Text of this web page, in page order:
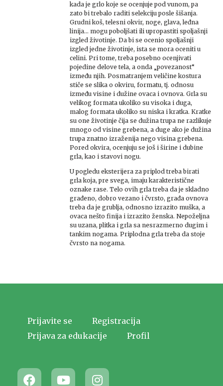
kada je grlo koje se ocenjuje pod vunom, pa
zato bi trebalo raditi selekciju posle šišanja.
Grudni koš, telesni okvir, noge, glava, leđna
linija… mogu poboljšati ili upropastiti spoljašnji
izgled životinje. Da bi se ocenio spoljašnji
izgled jedne životinje, ista se mora oceniti u
celini. Pri tome, treba posebno ocenjivati
pojedine delove tela, a onda „povezanost“
između njih. Posmatranjem veličine kostura
stiče se slika o okviru, formatu, tj. odnosu
između visine i dužine ovaca i ovnova. Grla su
velikog formata ukoliko su visoka i duga,
malog formata ukoliko su niska i kratka. Kratke
su one životinje čija se dužina trupa ne razlikuje
mnogo od visine grebena, a duge ako je dužina
trupa znatno izraženija nego visina grebena.
Pored okvira, ocenjuju se još i širine i dubine
grla, kao i stavovi nogu.
U pogledu eksterijera za priplod treba birati
grla koja, pre svega, imaju karakteristične
oznake rase. Telo ovih grla treba da je skladno
građeno, dobro vezano i čvrsto, građa ovnova
treba da je grublja, odnosno izrazito muška, a
ovaca nešto finija i izrazito ženska. Nepoželjna
su uzana, plitka i grla sa nesrazmerno dugim i
tankim nogama. Priplodna grla treba da stoje
čvrsto na nogama.
Prijavite se
Registracija
Prijava za edukacije
Profil